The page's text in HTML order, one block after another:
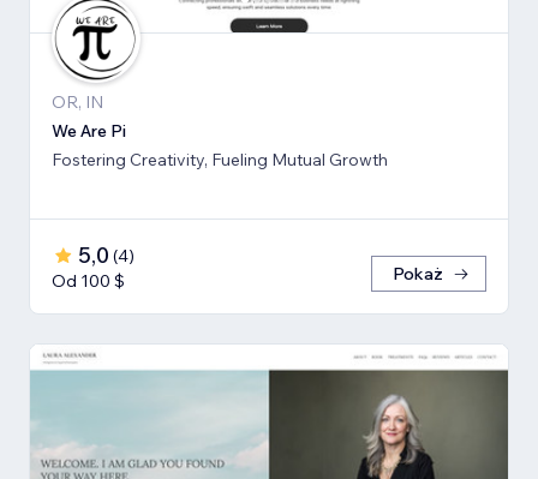
OR, IN
We Are Pi
Fostering Creativity, Fueling Mutual Growth
5,0 (4)
Od 100 $
Pokaż